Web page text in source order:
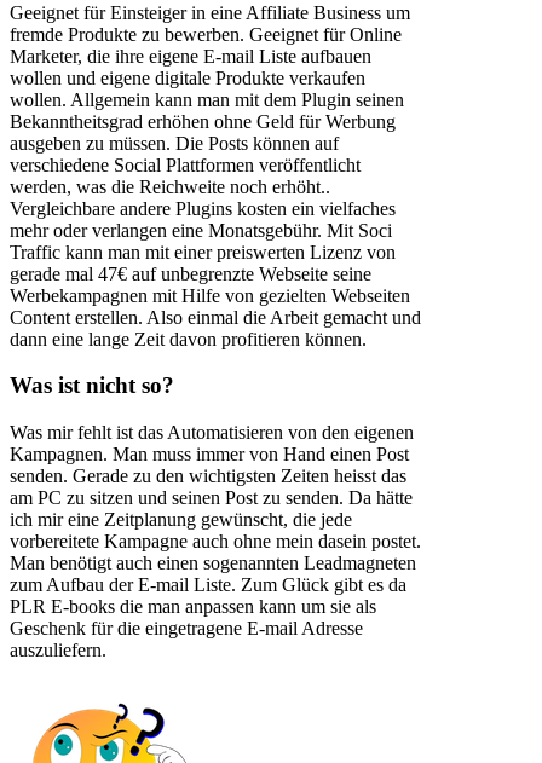
Geeignet für Einsteiger in eine Affiliate Business um
fremde Produkte zu bewerben. Geeignet für Online
Marketer, die ihre eigene E-mail Liste aufbauen
wollen und eigene digitale Produkte verkaufen
wollen. Allgemein kann man mit dem Plugin seinen
Bekanntheitsgrad erhöhen ohne Geld für Werbung
ausgeben zu müssen. Die Posts können auf
verschiedene Social Plattformen veröffentlicht
werden, was die Reichweite noch erhöht..
Vergleichbare andere Plugins kosten ein vielfaches
mehr oder verlangen eine Monatsgebühr. Mit Soci
Traffic kann man mit einer preiswerten Lizenz von
gerade mal 47€ auf unbegrenzte Webseite seine
Werbekampagnen mit Hilfe von gezielten Webseiten
Content erstellen. Also einmal die Arbeit gemacht und
dann eine lange Zeit davon profitieren können.
Was ist nicht so?
Was mir fehlt ist das Automatisieren von den eigenen
Kampagnen. Man muss immer von Hand einen Post
senden. Gerade zu den wichtigsten Zeiten heisst das
am PC zu sitzen und seinen Post zu senden. Da hätte
ich mir eine Zeitplanung gewünscht, die jede
vorbereitete Kampagne auch ohne mein dasein postet.
Man benötigt auch einen sogenannten Leadmagneten
zum Aufbau der E-mail Liste. Zum Glück gibt es da
PLR E-books die man anpassen kann um sie als
Geschenk für die eingetragene E-mail Adresse
auszuliefern.